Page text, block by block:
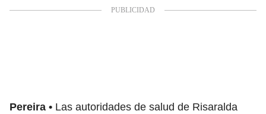
Pereira
Las autoridades de salud de Risaralda